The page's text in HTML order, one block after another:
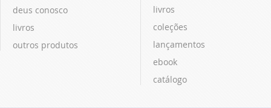
deus conosco
livros
outros produtos
livros
coleções
lançamentos
ebook
catálogo